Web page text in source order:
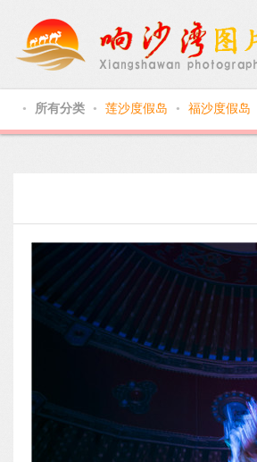
● 所有分类 ● 莲沙度假岛 ● 福沙度假岛